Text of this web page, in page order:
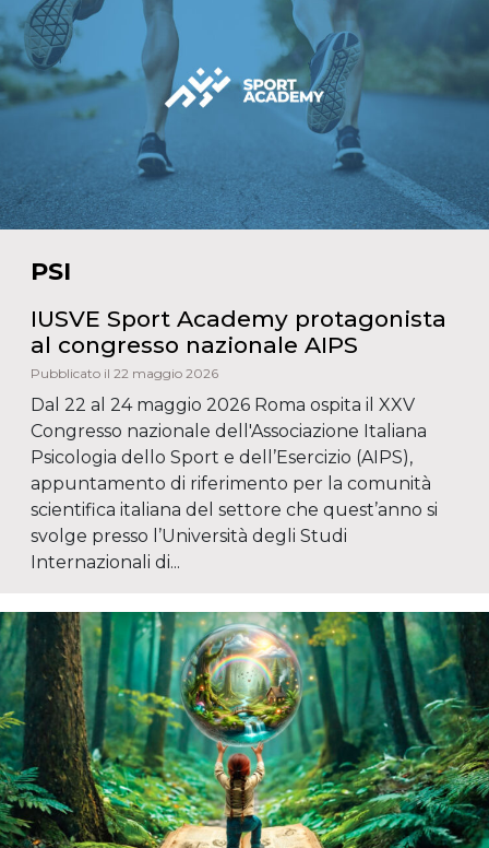
PSI
IUSVE Sport Academy protagonista
al congresso nazionale AIPS
Pubblicato il 22 maggio 2026
Dal 22 al 24 maggio 2026 Roma ospita il XXV
Congresso nazionale dell'Associazione Italiana
Psicologia dello Sport e dell’Esercizio (AIPS),
appuntamento di riferimento per la comunità
scientifica italiana del settore che quest’anno si
svolge presso l’Università degli Studi
Internazionali di...